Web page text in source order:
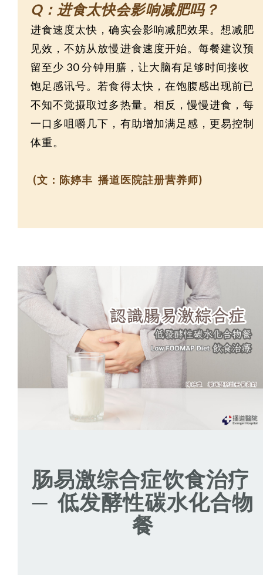
Q：进食太快会影响减肥吗？
进食速度太快，确实会影响减肥效果。想减肥
见效，不妨从放慢进食速度开始。每餐建议预
留至少 30 分钟用膳，让大脑有足够时间接收
饱足感讯号。若食得太快，在饱腹感出现前已
不知不觉摄取过多热量。相反，慢慢进食，每
一口多咀嚼几下，有助增加满足感，更易控制
体重。
(文：陈婷丰 播道医院註册营养师)
肠易激综合症饮食治疗
─ 低发酵性碳水化合物
餐